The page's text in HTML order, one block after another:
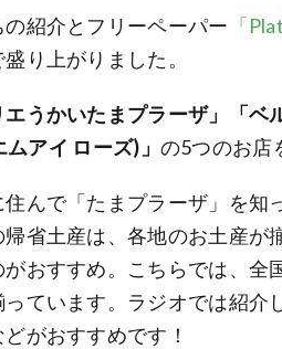
の紹介とフリーペーパー 「
り上がりました。
エうかいたまプラーザ」「ベ
ムアイ ローズ)」 の5つのお店
んで「たまプラーザ」を知
帰省土産は、各地のお土産が
がおすすめ。こちらでは、
ています。ラジオでは紹介
がおすすめです！